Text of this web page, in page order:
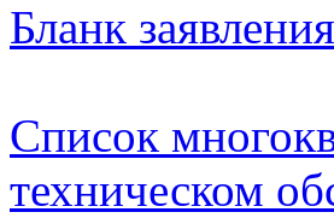
Бланк
Список
техническом